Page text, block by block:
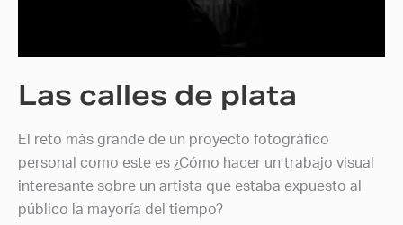
Las calles de plata
El reto más grande de un proyecto fotográfico
personal como este es ¿Cómo hacer un trabajo visual
interesante sobre un artista que estaba expuesto al
público la mayoría del tiempo?